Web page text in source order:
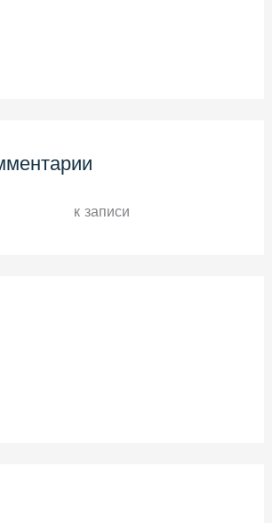
к записи